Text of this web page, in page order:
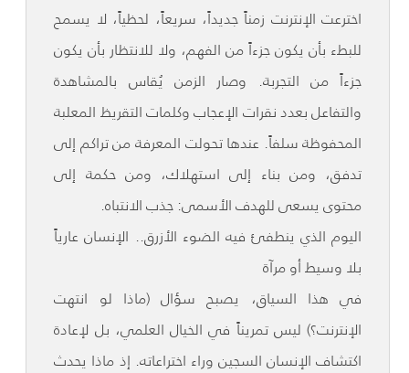
اخترعت الإنترنت زمناً جديداً، سريعاً، لحظياً، لا يسمح
للبطء بأن يكون جزءاً من الفهم، ولا للانتظار بأن يكون
جزءاً من التجربة. وصار الزمن يُقاس بالمشاهدة
والتفاعل بعدد نقرات الإعجاب وكلمات التقريظ المعلبة
المحفوظة سلفاً. عندها تحولت المعرفة من تراكم إلى
تدفق، ومن بناء إلى استهلاك، ومن حكمة إلى
محتوى يسعى للهدف الأسمى: جذب الانتباه.
اليوم الذي ينطفئ فيه الضوء الأزرق.. الإنسان عارياً
بلا وسيط أو مرآة
في هذا السياق، يصبح سؤال (ماذا لو انتهت
الإنترنت؟) ليس تمريناً في الخيال العلمي، بل لإعادة
اكتشاف الإنسان السجين وراء اختراعاته. إذ ماذا يحدث